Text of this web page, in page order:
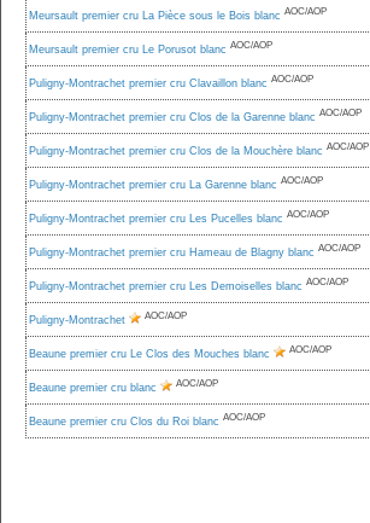
Meursault premier cru La Pièce sous le Bois blanc AOC/AOP
Meursault premier cru Le Porusot blanc AOC/AOP
Puligny-Montrachet premier cru Clavaillon blanc AOC/AOP
Puligny-Montrachet premier cru Clos de la Garenne blanc AOC/AOP
Puligny-Montrachet premier cru Clos de la Mouchère blanc AOC/AOP
Puligny-Montrachet premier cru La Garenne blanc AOC/AOP
Puligny-Montrachet premier cru Les Pucelles blanc AOC/AOP
Puligny-Montrachet premier cru Hameau de Blagny blanc AOC/AOP
Puligny-Montrachet premier cru Les Demoiselles blanc AOC/AOP
Puligny-Montrachet AOC/AOP
Beaune premier cru Le Clos des Mouches blanc AOC/AOP
Beaune premier cru blanc AOC/AOP
Beaune premier cru Clos du Roi blanc AOC/AOP